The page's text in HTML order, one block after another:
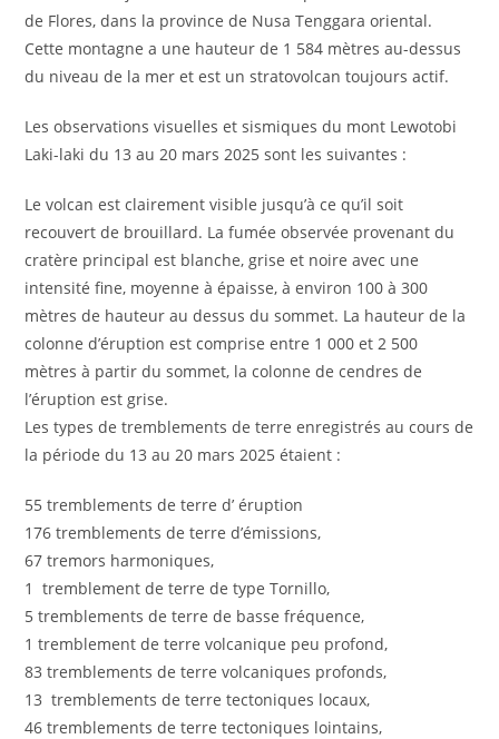
de Flores, dans la province de Nusa Tenggara oriental.
Cette montagne a une hauteur de 1 584 mètres au-dessus
du niveau de la mer et est un stratovolcan toujours actif.
Les observations visuelles et sismiques du mont Lewotobi
Laki-laki du 13 au 20 mars 2025 sont les suivantes :
Le volcan est clairement visible jusqu’à ce qu’il soit
recouvert de brouillard. La fumée observée provenant du
cratère principal est blanche, grise et noire avec une
intensité fine, moyenne à épaisse, à environ 100 à 300
mètres de hauteur au dessus du sommet. La hauteur de la
colonne d’éruption est comprise entre 1 000 et 2 500
mètres à partir du sommet, la colonne de cendres de
l’éruption est grise.
Les types de tremblements de terre enregistrés au cours de
la période du 13 au 20 mars 2025 étaient :
55 tremblements de terre d’ éruption
176 tremblements de terre d’émissions,
67 tremors harmoniques,
1 tremblement de terre de type Tornillo,
5 tremblements de terre de basse fréquence,
1 tremblement de terre volcanique peu profond,
83 tremblements de terre volcaniques profonds,
13 tremblements de terre tectoniques locaux,
46 tremblements de terre tectoniques lointains,